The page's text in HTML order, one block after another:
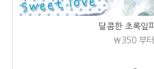
달콤한 초록잎
₩350부터